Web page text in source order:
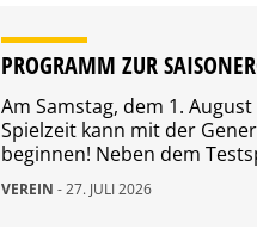
PROGRAMM ZUR
Am Samstag, dem 1.
Spielzeit kann mit der
beginnen! Neben dem
Rahmenprogramm, das
Autogrammstunde am
VEREIN- 27. JULI 2026